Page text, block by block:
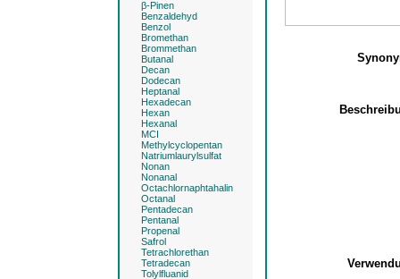
β-Pinen
Benzaldehyd
Benzol
Bromethan
Brommethan
Butanal
Decan
Dodecan
Heptanal
Hexadecan
Hexan
Hexanal
MCI
Methylcyclopentan
Natriumlaurylsulfat
Nonan
Nonanal
Octachlornaphtahalin
Octanal
Pentadecan
Pentanal
Propenal
Safrol
Tetrachlorethan
Tetradecan
Tolylfluanid